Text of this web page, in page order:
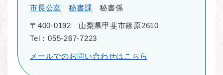
市長公室 秘書課 秘書係
〒400-0192
山梨県甲斐市篠原2610
Tel：055-267-7223
メールでのお問い合わせはこちら